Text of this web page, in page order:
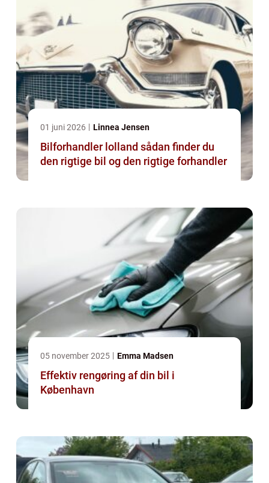
01 juni 2026 Linnea Jensen
Bilforhandler lolland sådan finder du
den rigtige bil og den rigtige forhandler
05 november 2025 Emma Madsen
Effektiv rengøring af din bil i
København